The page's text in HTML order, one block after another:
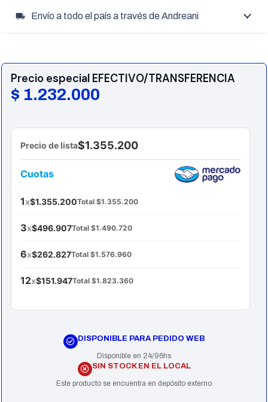
local_shipping Envío a todo el país a través de Andreani
Precio especial EFECTIVO/TRANSFERENCIA
$ 1.232.000
Precio de lista$1.355.200
Cuotas
1x$1.355.200Total $1.355.200
3x$496.907Total $1.490.720
6x$262.827Total $1.576.960
12x$151.947Total $1.823.360
DISPONIBLE PARA PEDIDO WEB
Disponible en 24/96hs
SIN STOCK EN EL LOCAL
Este producto se encuentra en depósito externo